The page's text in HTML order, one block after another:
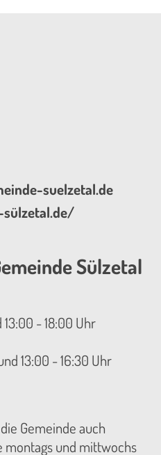
suelzetal.de
Sülzetal
- 18:00 Uhr
13:00 - 16:30 Uhr
Gemeinde auch
montags und mittwochs